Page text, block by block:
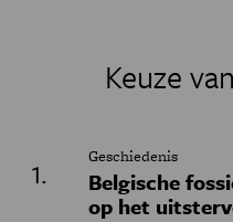
Keuze
Geschiedenis
Belgische
op het